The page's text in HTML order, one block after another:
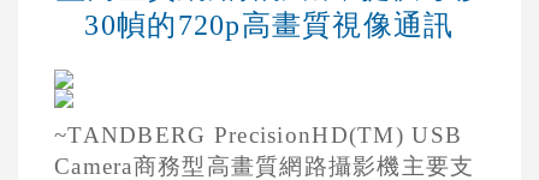
30幀的720p高畫質視像通訊
~TANDBERG PrecisionHD(TM) USB
Camera商務型高畫質網路攝影機主要支